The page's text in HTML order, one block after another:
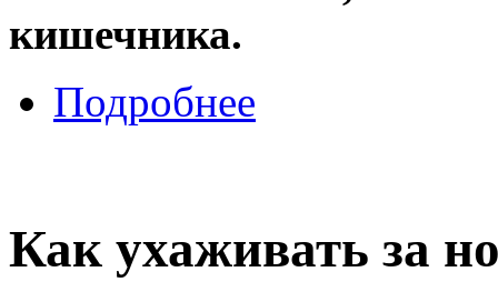
кишечника.
Подробнее
Как ухаживать за